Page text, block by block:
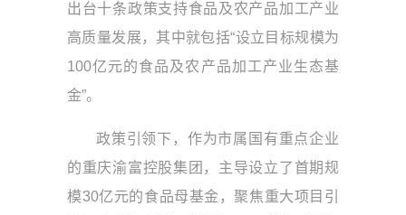
出台十条政策支持食品及农产品加工产业
高质量发展，其中就包括“设立目标规模为
100亿元的食品及农产品加工产业生态基
金”。
政策引领下，作为市属国有重点企业
的重庆渝富控股集团，主导设立了首期规
模30亿元的食品母基金，聚焦重大项目引